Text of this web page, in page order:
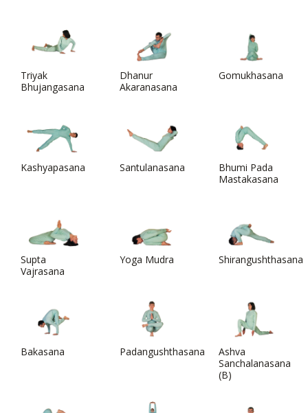
Triyak
Bhujangasana
Dhanur
Akaranasana
Gomukhasana
Kashyapasana Santulanasana
Bhumi Pada
Mastakasana
Supta
Vajrasana
Yoga Mudra Shirangushthasana
Bakasana Padangushthasana
Ashva
Sanchalanasana
(B)